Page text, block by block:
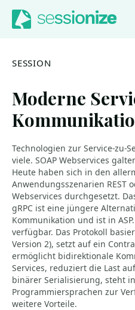
Jump to navigation
Jump to content
SESSION
Moderne
Technologien zur Service-zu-
viele. SOAP Webservices
Heute haben sich in den
Anwendungsszenarien REST
Webservices durchgesetzt.
gRPC ist eine jüngere
Kommunikation und ist in
verfügbar. Das Protokoll
Version 2), setzt auf ein
ermöglicht bidirektionale
Services, reduziert die Last
binärer Serialisierung, steht
Programmiersprachen zur
weitere Vorteile.